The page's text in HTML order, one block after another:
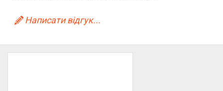
Написати відгук...